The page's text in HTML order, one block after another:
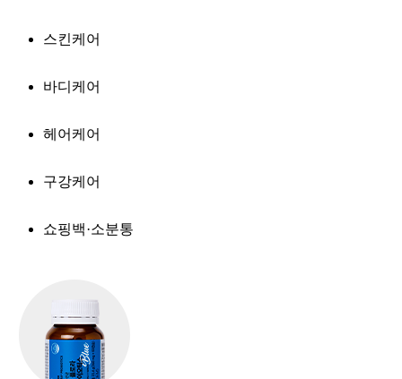
스킨케어
바디케어
헤어케어
구강케어
쇼핑백·소분통